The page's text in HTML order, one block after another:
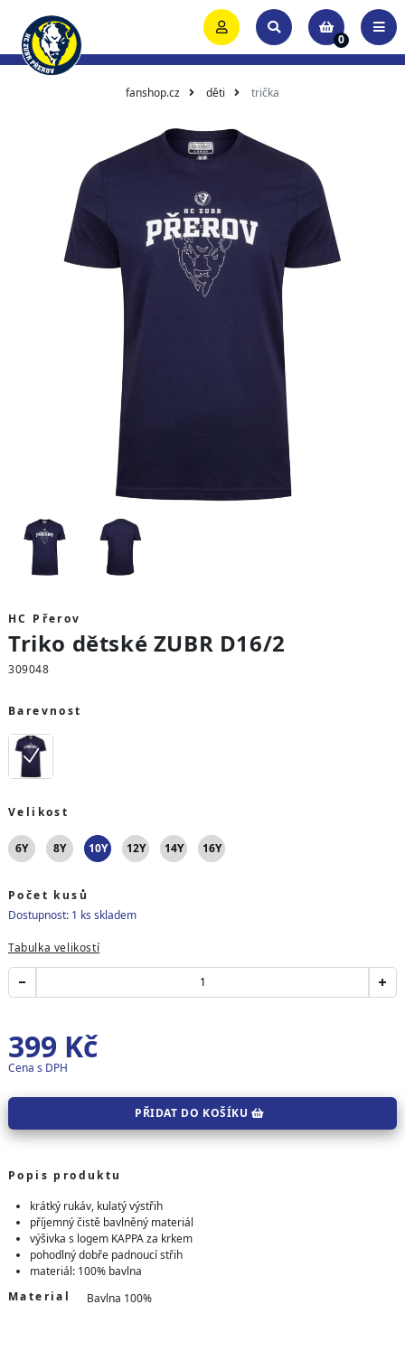
0
fanshop.cz děti trička
HC Přerov
Triko dětské ZUBR D16/2
309048
Barevnost
Velikost
6Y 8Y 10Y 12Y 14Y 16Y
Počet kusů
Dostupnost: 1 ks skladem
Tabulka velikostí
PŘIDAT DO KOŠÍKU
399 Kč
Cena s DPH
Popis produktu
krátký rukáv, kulatý výstřih
příjemný čistě bavlněný materiál
výšivka s logem KAPPA za krkem
pohodlný dobře padnoucí střih
materiál: 100% bavlna
Material
Bavlna 100%